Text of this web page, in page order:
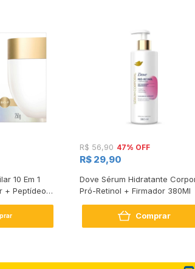
10 Em 1
+ Peptídeo
R$ 56,90 47% OFF
R$ 29,90
Dove Sérum Hidratante
Pró-Retinol + Firmador 380Ml
Comprar